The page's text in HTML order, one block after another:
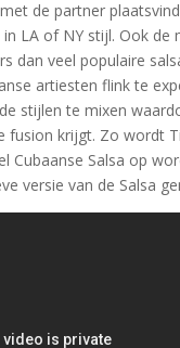
de partner
LA of NY stijl. Ook de
dan veel populaire
artiesten flink te
stijlen te mixen
fusion krijgt. Zo wordt
Cubaanse Salsa op
versie van de Salsa